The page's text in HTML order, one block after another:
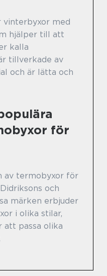
vinterbyxor med
hjälper till att
kalla
tillverkade av
och är lätta och
för
av termobyxor för
och
märken erbjuder
i olika stilar,
passa olika